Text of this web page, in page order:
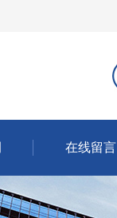
在线留言